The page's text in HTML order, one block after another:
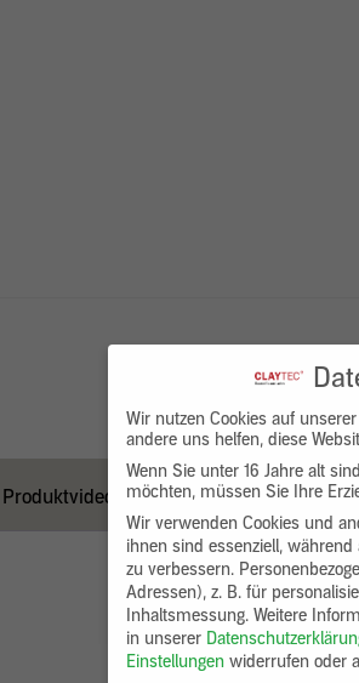
Produktvideo Downloads
Wir nutzen Cookies auf
andere uns helfen, diese
Wenn Sie unter 16 Jahre alt
möchten, müssen Sie Ihre
Wir verwenden Cookies und
ihnen sind essenziell,
zu verbessern.
Adressen), z. B. für
Inhaltsmessung. Weitere
in unserer
Einstellungen widerrufen oder